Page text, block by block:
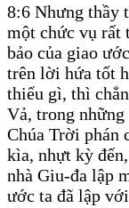
8:6 Nhưng thầy
một chức vụ rất
bảo của giao
trên lời hứa tốt
thiếu gì, thì
Vả, trong
Chúa Trời phán
kìa, nhựt kỳ
nhà Giu-đa lập
ước ta đã lập